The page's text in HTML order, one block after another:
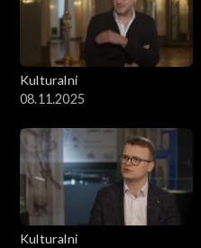
Kulturalni
08.11.2025
Kulturalni